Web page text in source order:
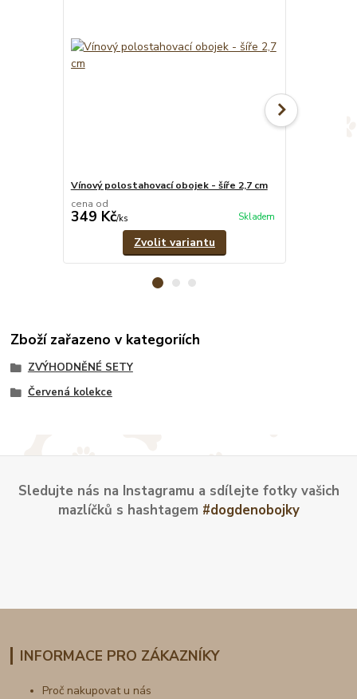
Vínový polostahovací obojek - šíře 2,7 cm
cena od
349 Kč/ks Skladem
Zvolit variantu
Zboží zařazeno v kategoriích
ZVÝHODNĚNÉ SETY
Červená kolekce
Sledujte nás na Instagramu a sdílejte fotky vašich
mazlíčků s hashtagem #dogdenobojky
INFORMACE PRO ZÁKAZNÍKY
Proč nakupovat u nás